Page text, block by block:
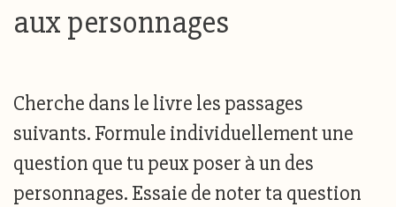
aux personnages
Cherche dans le livre les passages
suivants. Formule individuellement une
question que tu peux poser à un des
personnages. Essaie de noter ta question